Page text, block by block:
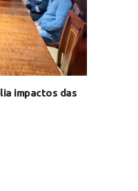
impactos das